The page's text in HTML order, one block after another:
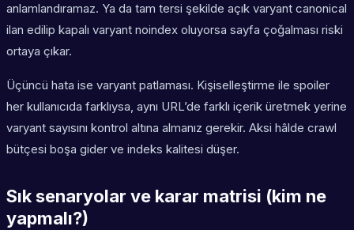
anlamlandıramaz. Ya da tam tersi şekilde açık varyant canonical
ilan edilip kapalı varyant noindex oluyorsa sayfa çoğalması riski
ortaya çıkar.
Üçüncü hata ise varyant patlaması. Kişiselleştirme ile spoiler
her kullanıcıda farklıysa, aynı URL’de farklı içerik üretmek yerine
varyant sayısını kontrol altına almanız gerekir. Aksi hâlde crawl
bütçesi boşa gider ve indeks kalitesi düşer.
Sık senaryolar ve karar matrisi (kim ne
yapmalı?)